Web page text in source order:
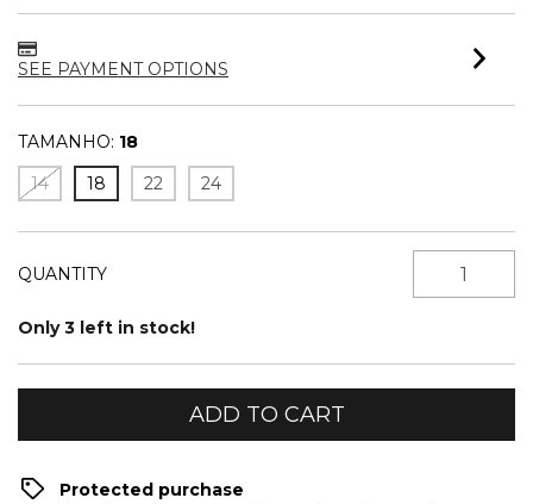
SEE PAYMENT OPTIONS
TAMANHO: 18
14
18 22 24
QUANTITY
Only3 left in stock!
Protected purchase